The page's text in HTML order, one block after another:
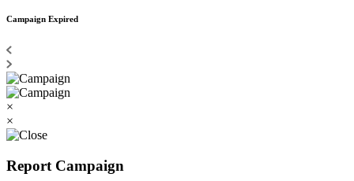
Campaign Expired
×
×
Report Campaign